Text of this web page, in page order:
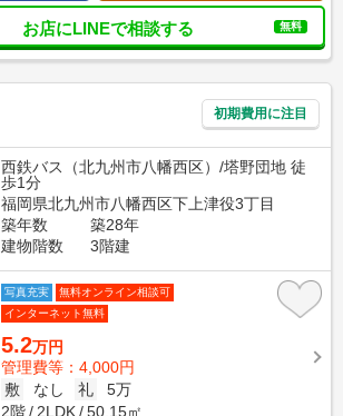
お店にLINEで相談する 無料
初期費用に注目
西鉄バス（北九州市八幡西区）/塔野団地 徒
歩1分
福岡県北九州市八幡西区下上津役3丁目
築年数
築28年
建物階数
3階建
写真充実
無料オンライン相談可
インターネット無料
5.2万円
管理費等：4,000円
敷
なし 礼
5万
2階
2LDK 50.15㎡